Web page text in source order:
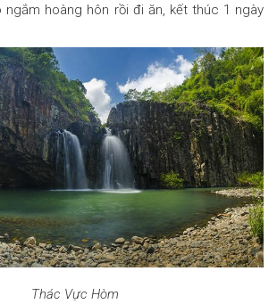
ngắm hoàng hôn rồi đi ăn, kết thúc 1 ngày
Thác Vực Hòm